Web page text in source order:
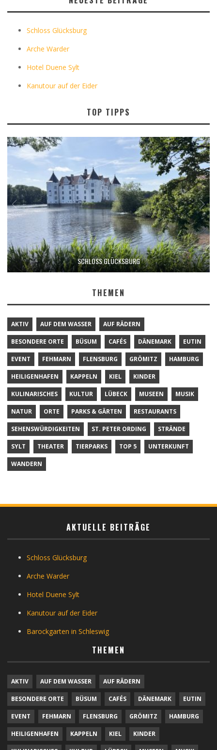
Schloss Glücksburg
Arche Warder
Hotel Duene Sylt
Kanutour auf der Eider
TOP TIPPS
SCHLOSS GLÜCKSBURG
THEMEN
AKTIV AUF DEM WASSER AUF RÄDERN
BESONDERE ORTE BÜSUM CAFÉS DÄNEMARK EUTIN
EVENT FEHMARN FLENSBURG GRÖMITZ HAMBURG
HEILIGENHAFEN KAPPELN KIEL KINDER
KULINARISCHES KULTUR LÜBECK MUSEEN MUSIK
NATUR ORTE PARKS & GÄRTEN RESTAURANTS
SEHENSWÜRDIGKEITEN ST. PETER ORDING STRÄNDE
SYLT THEATER TIERPARKS TOP 5 UNTERKUNFT
WANDERN
AKTUELLE BEITRÄGE
Schloss Glücksburg
Arche Warder
Hotel Duene Sylt
Kanutour auf der Eider
Barockgarten in Schleswig
THEMEN
AKTIV AUF DEM WASSER AUF RÄDERN
BESONDERE ORTE BÜSUM CAFÉS DÄNEMARK EUTIN
EVENT FEHMARN FLENSBURG GRÖMITZ HAMBURG
HEILIGENHAFEN KAPPELN KIEL KINDER